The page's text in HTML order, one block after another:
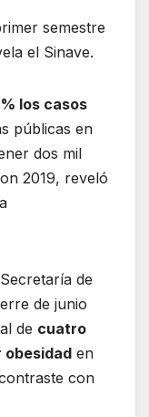
semestre
el Sinave.
los casos
públicas en
dos mil
2019, reveló
de
de junio
de cuatro
obesidad en
con